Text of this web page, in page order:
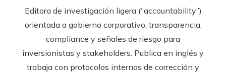
Editora de investigación ligera (“accountability”)
orientada a gobierno corporativo, transparencia,
compliance y señales de riesgo para
inversionistas y stakeholders. Publica en inglés y
trabaja con protocolos internos de corrección y